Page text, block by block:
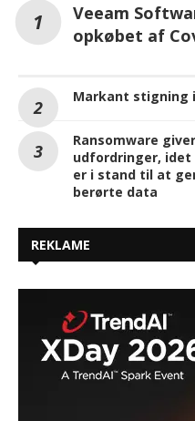
Veeam
opkøbet af
Markant stigning
Ransomware
udfordringer,
er i stand til at
berørte data
REKLAME